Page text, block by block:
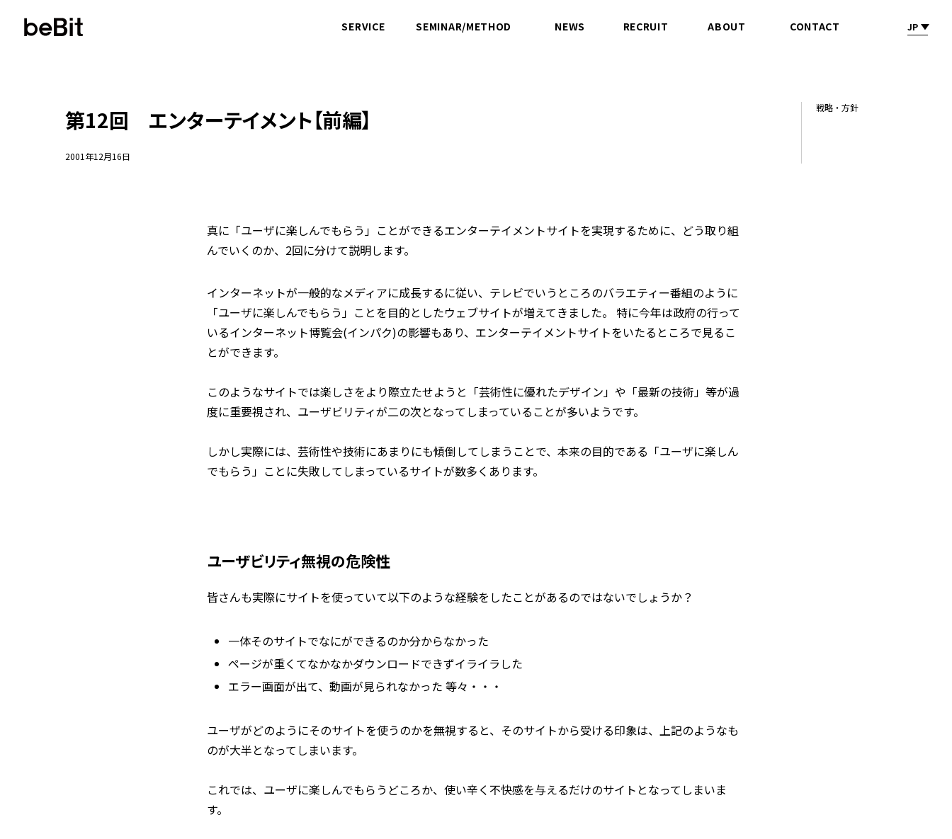
SERVICE SEMINAR/METHOD NEWS RECRUIT ABOUT CONTACT JP
第12回 エンターテイメント【前編】
2001年12月16日
戦略・方針
真に「ユーザに楽しんでもらう」ことができるエンターテイメントサイトを実現するために、どう取り組
んでいくのか、2回に分けて説明します。
インターネットが一般的なメディアに成長するに従い、テレビでいうところのバラエティー番組のように
「ユーザに楽しんでもらう」ことを目的としたウェブサイトが増えてきました。 特に今年は政府の行って
いるインターネット博覧会(インパク)の影響もあり、エンターテイメントサイトをいたるところで見るこ
とができます。
このようなサイトでは楽しさをより際立たせようと「芸術性に優れたデザイン」や「最新の技術」等が過
度に重要視され、ユーザビリティが二の次となってしまっていることが多いようです。
しかし実際には、芸術性や技術にあまりにも傾倒してしまうことで、本来の目的である「ユーザに楽しん
でもらう」ことに失敗してしまっているサイトが数多くあります。
ユーザビリティ無視の危険性
皆さんも実際にサイトを使っていて以下のような経験をしたことがあるのではないでしょうか？
一体そのサイトでなにができるのか分からなかった
ページが重くてなかなかダウンロードできずイライラした
エラー画面が出て、動画が見られなかった 等々・・・
ユーザがどのようにそのサイトを使うのかを無視すると、そのサイトから受ける印象は、上記のようなも
のが大半となってしまいます。
これでは、ユーザに楽しんでもらうどころか、使い辛く不快感を与えるだけのサイトとなってしまいま
す。